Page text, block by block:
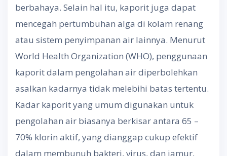
berbahaya. Selain hal itu, kaporit juga dapat
mencegah pertumbuhan alga di kolam renang
atau sistem penyimpanan air lainnya. Menurut
World Health Organization (WHO), penggunaan
kaporit dalam pengolahan air diperbolehkan
asalkan kadarnya tidak melebihi batas tertentu.
Kadar kaporit yang umum digunakan untuk
pengolahan air biasanya berkisar antara 65 –
70% klorin aktif, yang dianggap cukup efektif
dalam membunuh bakteri, virus, dan jamur,